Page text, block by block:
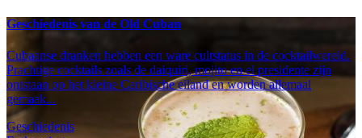
Geschiedenis van de Old Cuban
Cubaanse dranken hebben een ware cultstatus in de cocktailwereld.
Prachtige cocktails zoals de daiquiri, mojito en el presidente zijn
ontstaan op het kleine Caribische eiland en worden allemaal
gemaak...
Geschiedenis